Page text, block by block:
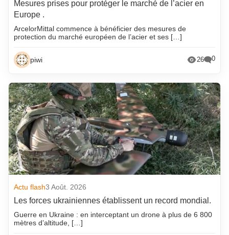
Mesures prises pour protéger le marché de l’acier en
Europe .
ArcelorMittal commence à bénéficier des mesures de
protection du marché européen de l’acier et ses […]
piwi 26 0
Actu flash3 Août. 2026
Les forces ukrainiennes établissent un record mondial.
Guerre en Ukraine : en interceptant un drone à plus de 6 800
mètres d’altitude, […]